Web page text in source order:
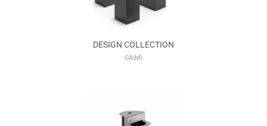
DESIGN COLLECTION
CAIMI